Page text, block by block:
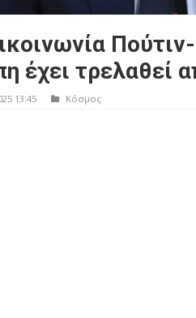
έχει τρελαθεί
13:45 Κόσμος